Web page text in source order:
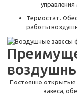
Термостат.
работы
Постоянно открытые
завеса,